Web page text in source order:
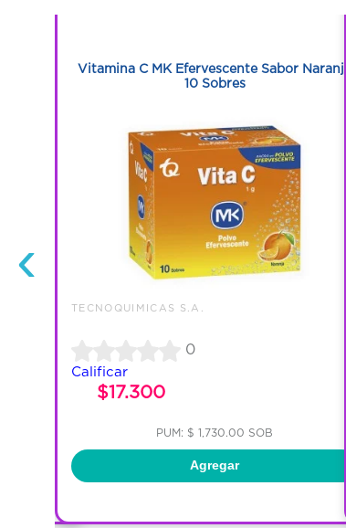
‹
Vitamina C MK Efervescente Sabor Naranja
10 Sobres
TECNOQUIMICAS S.A.
0
Calificar
$17.300
PUM: $ 1,730.00 SOB
Agregar